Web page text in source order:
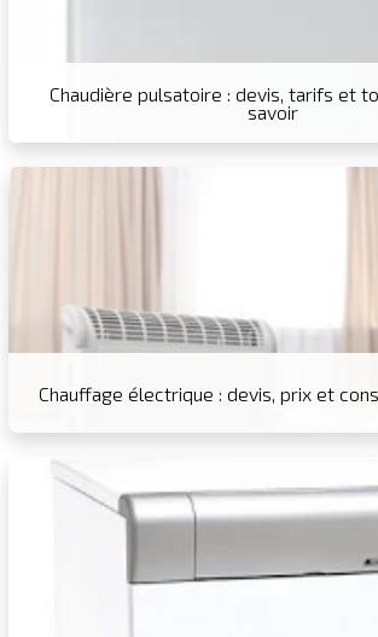
Chaudière pulsatoire : devis, tarifs et
savoir
Chauffage électrique : devis, prix et